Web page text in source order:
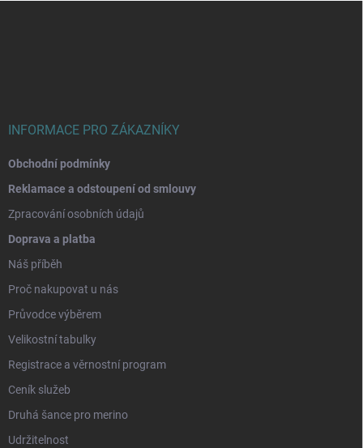
INFORMACE PRO ZÁKAZNÍKY
Obchodní podmínky
Reklamace a odstoupení od smlouvy
Zpracování osobních údajů
Doprava a platba
Náš příběh
Proč nakupovat u nás
Průvodce výběrem
Velikostní tabulky
Registrace a věrnostní program
Ceník služeb
Druhá šance pro merino
Udržitelnost